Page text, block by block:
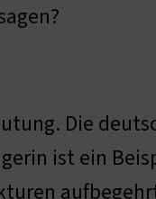
Die
ist ein